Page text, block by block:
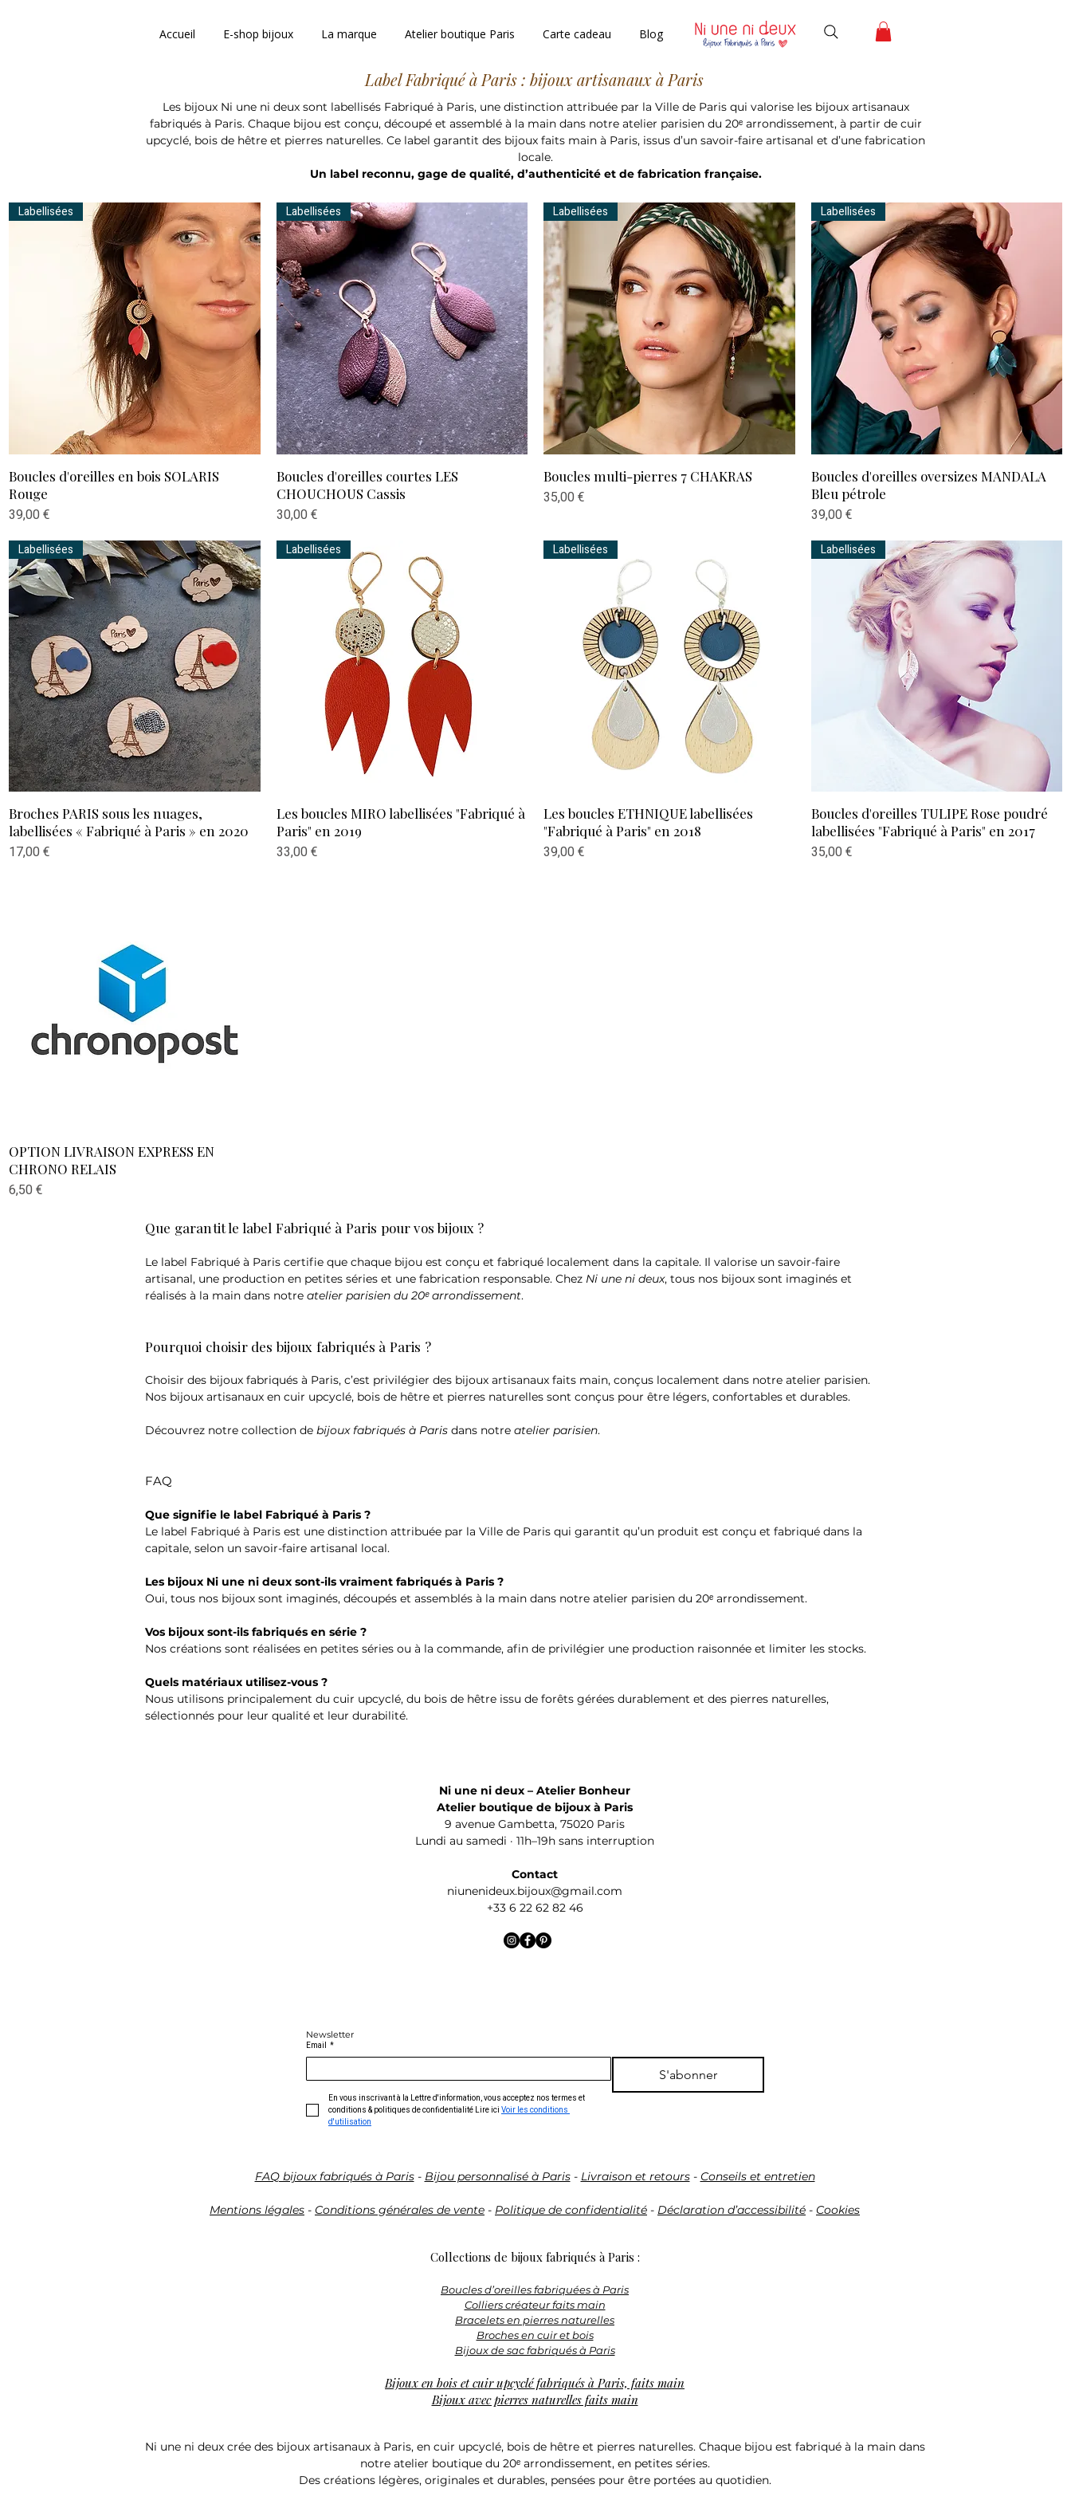
Accueil E-shop bijoux La marque Atelier boutique Paris Carte cadeau Blog
Label Fabriqué à Paris : bijoux artisanaux à Paris
Les bijoux Ni une ni deux sont labellisés Fabriqué à Paris, une distinction attribuée par la Ville de Paris qui valorise les bijoux artisanaux
fabriqués à Paris. Chaque bijou est conçu, découpé et assemblé à la main dans notre atelier parisien du 20ᵉ arrondissement, à partir de cuir
upcyclé, bois de hêtre et pierres naturelles. Ce label garantit des bijoux faits main à Paris, issus d’un savoir-faire artisanal et d’une fabrication
locale.
Un label reconnu, gage de qualité, d’authenticité et de fabrication française.
Aperçu rapide
Labellisées
Boucles d'oreilles en bois SOLARIS
Rouge
Prix
39,00 €
Aperçu rapide
Labellisées
Boucles d'oreilles courtes LES
CHOUCHOUS Cassis
Prix
30,00 €
Aperçu rapide
Labellisées
Boucles multi-pierres 7 CHAKRAS
Prix
35,00 €
Aperçu rapide
Labellisées
Boucles d'oreilles oversizes MANDALA
Bleu pétrole
Prix
39,00 €
Aperçu rapide
Labellisées
Broches PARIS sous les nuages,
labellisées « Fabriqué à Paris » en 2020
Prix
17,00 €
Aperçu rapide
Labellisées
Les boucles MIRO labellisées "Fabriqué à
Paris" en 2019
Prix
33,00 €
Aperçu rapide
Labellisées
Les boucles ETHNIQUE labellisées
"Fabriqué à Paris" en 2018
Prix
39,00 €
Aperçu rapide
Labellisées
Boucles d'oreilles TULIPE Rose poudré
labellisées "Fabriqué à Paris" en 2017
Prix
35,00 €
Aperçu rapide
OPTION LIVRAISON EXPRESS EN
CHRONO RELAIS
Prix
6,50 €
Que garantit le label Fabriqué à Paris pour vos bijoux ?
Le label Fabriqué à Paris certifie que chaque bijou est conçu et fabriqué localement dans la capitale. Il valorise un savoir-faire
artisanal, une production en petites séries et une fabrication responsable. Chez Ni une ni deux, tous nos bijoux sont imaginés et
réalisés à la main dans notre atelier parisien du 20ᵉ arrondissement.
Pourquoi choisir des bijoux fabriqués à Paris ?
Choisir des bijoux fabriqués à Paris, c’est privilégier des bijoux artisanaux faits main, conçus localement dans notre atelier parisien.
Nos bijoux artisanaux en cuir upcyclé, bois de hêtre et pierres naturelles sont conçus pour être légers, confortables et durables.
Découvrez notre collection de bijoux fabriqués à Paris dans notre atelier parisien.
FAQ
Que signifie le label Fabriqué à Paris ?
Le label Fabriqué à Paris est une distinction attribuée par la Ville de Paris qui garantit qu’un produit est conçu et fabriqué dans la
capitale, selon un savoir-faire artisanal local.
Les bijoux Ni une ni deux sont-ils vraiment fabriqués à Paris ?
Oui, tous nos bijoux sont imaginés, découpés et assemblés à la main dans notre atelier parisien du 20ᵉ arrondissement.
Vos bijoux sont-ils fabriqués en série ?
Nos créations sont réalisées en petites séries ou à la commande, afin de privilégier une production raisonnée et limiter les stocks.
Quels matériaux utilisez-vous ?
Nous utilisons principalement du cuir upcyclé, du bois de hêtre issu de forêts gérées durablement et des pierres naturelles,
sélectionnés pour leur qualité et leur durabilité.
Ni une ni deux – Atelier Bonheur
Atelier boutique de bijoux à Paris
9 avenue Gambetta, 75020 Paris
Lundi au samedi · 11h–19h sans interruption
Contact
niunenideux.bijoux@gmail.com
+33 6 22 62 82 46
Newsletter
Email *
S'abonner
En vous inscrivant à la Lettre d'information, vous acceptez nos termes et
conditions & politiques de confidentialité Lire ici Voir les conditions
d'utilisation
FAQ bijoux fabriqués à Paris- Bijou personnalisé à Paris- Livraison et retours- Conseils et entretien
Mentions légales - Conditions générales de vente - Politique de confidentialité - Déclaration d’accessibilité - Cookies
Collections de bijoux fabriqués à Paris :
Boucles d’oreilles fabriquées à Paris
Colliers créateur faits main
Bracelets en pierres naturelles
Broches en cuir et bois
Bijoux de sac fabriqués à Paris
Bijoux en bois et cuir upcyclé fabriqués à Paris, faits main
Bijoux avec pierres naturelles faits main
Ni une ni deux crée des bijoux artisanaux à Paris, en cuir upcyclé, bois de hêtre et pierres naturelles. Chaque bijou est fabriqué à la main dans
notre atelier boutique du 20ᵉ arrondissement, en petites séries.
Des créations légères, originales et durables, pensées pour être portées au quotidien.